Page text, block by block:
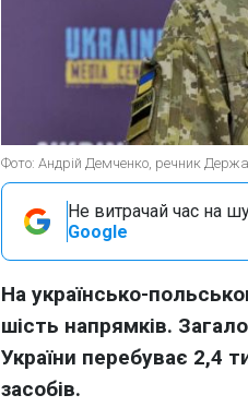
Фото: Андрій Демченко, речник
Не витрачай час на
Google
На українсько-
шість напрямків.
України перебуває 2,4
засобів.